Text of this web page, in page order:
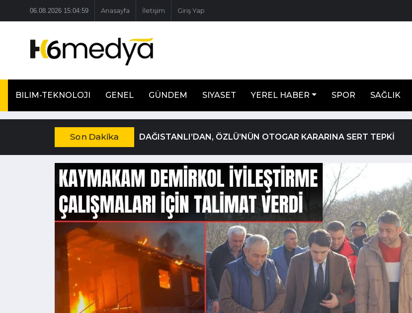
06.08.2026 15:05:00 Anasayfa İletişim Giriş Yap
BILIM-TEKNOLOJI GENEL GÜNDEM SIYASET YEREL HABER SPOR SAĞLIK
Son Dakika DAĞISTANLI’DAN, ÖZLÜ’NÜN OTOGAR KARARINA SERT TEPKİ